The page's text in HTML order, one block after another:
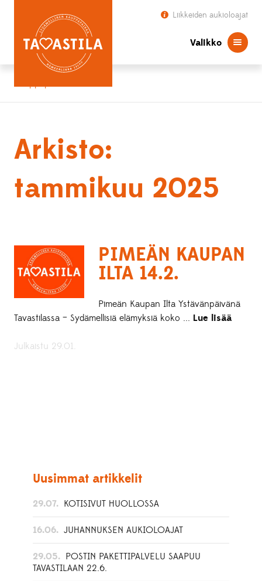
Liikkeiden aukioloajat
Valikko
Arkisto:
tammikuu 2025
PIMEÄN KAUPAN
ILTA 14.2.
Pimeän Kaupan Ilta Ystävänpäivänä
Tavastilassa – Sydämellisiä elämyksiä koko ... Lue lisää
Julkaistu 29.01.
Uusimmat artikkelit
29.07. KOTISIVUT HUOLLOSSA
16.06. JUHANNUKSEN AUKIOLOAJAT
29.05. POSTIN PAKETTIPALVELU SAAPUU
TAVASTILAAN 22.6.